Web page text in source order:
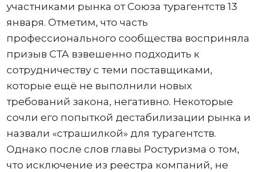
участниками рынка от Союза турагентств 13
января. Отметим, что часть
профессионального сообщества восприняла
призыв СТА взвешенно подходить к
сотрудничеству с теми поставщиками,
которые ещё не выполнили новых
требований закона, негативно. Некоторые
сочли его попыткой дестабилизации рынка и
назвали «страшилкой» для турагентств.
Однако после слов главы Ростуризма о том,
что исключение из реестра компаний, не